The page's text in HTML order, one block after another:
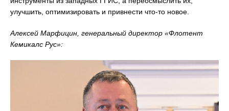
улучшить, оптимизировать и привнести что-то новое.
Алексей Марфицин, генеральный директор «Флотент
Кемикалс Рус»: